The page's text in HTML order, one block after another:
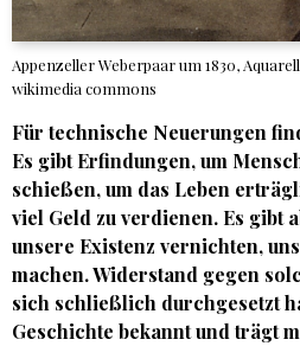
Appenzeller Weberpaar um 1830,
wikimedia commons
Für technische Neuerungen
Es gibt Erfindungen, um
schießen, um das Leben
viel Geld zu verdienen. Es gibt
unsere Existenz vernichten,
machen. Widerstand gegen
sich schließlich durchgesetzt
Geschichte bekannt und trägt